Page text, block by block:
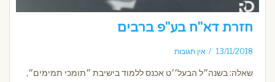
חזרת דא"ח בע"פ ברבים
13/11/2018 אין תגובות
שאלה: בשנה״ל הבעל׳׳ט אכנס ללמוד בישיבת ״תומכי תמימים״,